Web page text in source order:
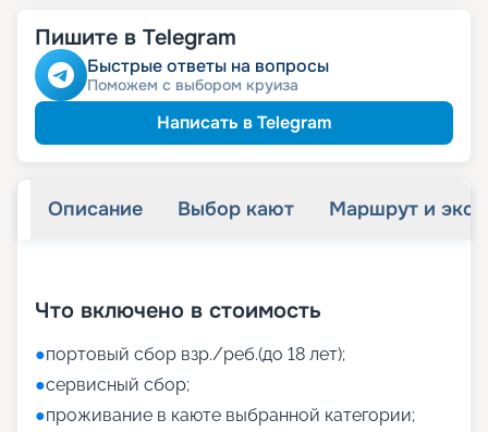
Пишите в Telegram
Быстрые ответы на вопросы
Поможем с выбором круиза
Написать в Telegram
Описание Выбор кают Маршрут и
Что включено в стоимость
●портовый сбор взр./реб.(до 18 лет);
●сервисный сбор;
●проживание в каюте выбранной категории;